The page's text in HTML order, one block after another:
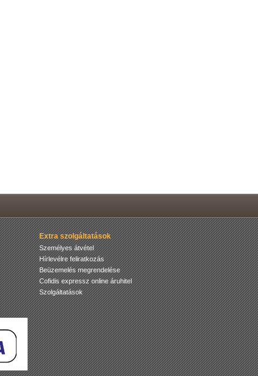
Extra szolgáltatások
Személyes átvétel
Hírlevélre feliratkozás
Beüzemelés megrendelése
Cofidis expressz online áruhitel
Szolgáltatások